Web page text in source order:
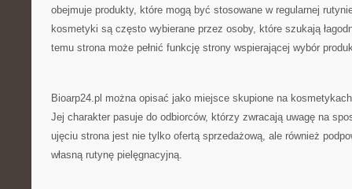
obejmuje produkty, które mogą być stosowane w regularnej
kosmetyki są często wybierane przez osoby, które szukają
temu strona może pełnić funkcję strony wspierającej wybór
Bioarp24.pl można opisać jako miejsce skupione na
Jej charakter pasuje do odbiorców, którzy zwracają uwagę na
ujęciu strona jest nie tylko ofertą sprzedażową, ale również
własną rutynę pielęgnacyjną.